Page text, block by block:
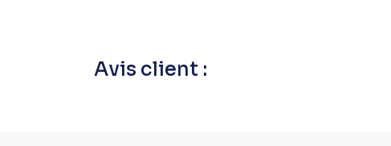
Avis client :